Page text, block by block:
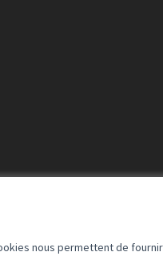
nous permettent de